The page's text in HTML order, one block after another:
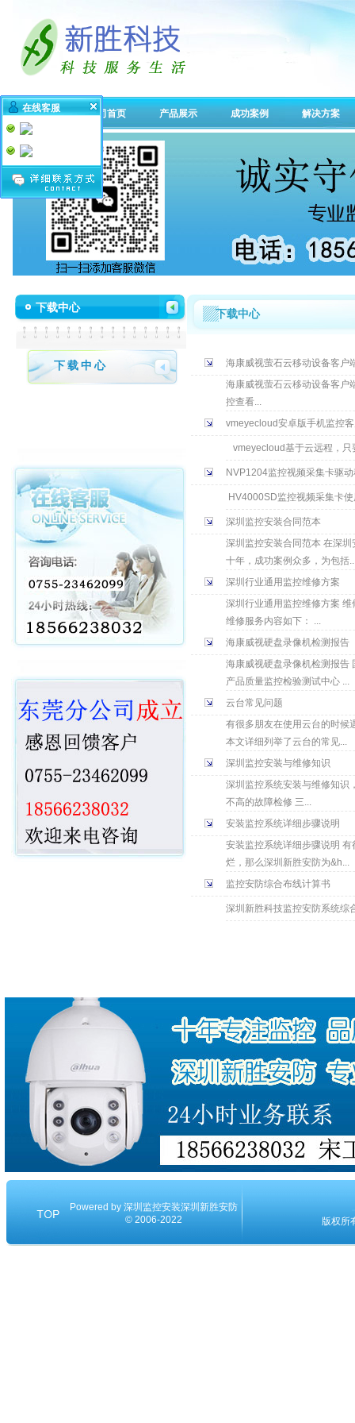
公司首页 产品展示 成功案例 解决方案
在线客服
下载中心
下载中心
下载中心
海康威视萤石云移动设备客户
海康威视萤石云移动设备客户
控查看...
vmeyecloud安卓版手机监控
vmeyecloud基于云远程，只
NVP1204监控视频采集卡驱
HV4000SD监控视频采集卡
深圳监控安装合同范本
深圳监控安装合同范本 在深
十年，成功案例众多，为包括
深圳行业通用监控维修方案
深圳行业通用监控维修方案
维修服务内容如下： ...
海康威视硬盘录像机检测报告
海康威视硬盘录像机检测报告
产品质量监控检验测试中心 ...
云台常见问题
有很多朋友在使用云台的时候
本文详细列举了云台的常见...
深圳监控安装与维修知识
深圳监控系统安装与维修知识
不高的故障检修 三...
安装监控系统详细步骤说明
安装监控系统详细步骤说明
烂，那么深圳新胜安防为&h...
监控安防综合布线计算书
深圳新胜科技监控安防系统综
Powered by深圳监控安装深圳新胜安防
© 2006-2022
版权所